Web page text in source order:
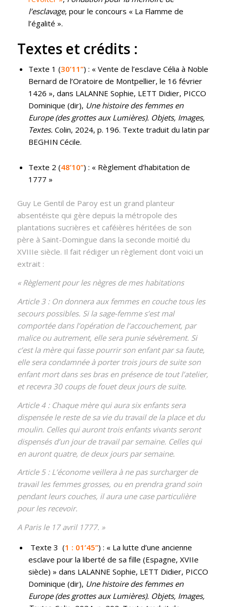
l’esclavage, pour le concours « La Flamme de
l’égalité ».
Textes et crédits :
Texte 1 (30’11’’) : « Vente de l’esclave Célia à Noble
Bernard de l’Oratoire de Montpellier, le 16 février
1426 », dans LALANNE Sophie, LETT Didier, PICCO
Dominique (dir), Une histoire des femmes en
Europe (des grottes aux Lumières). Objets, Images,
Textes. Colin, 2024, p. 196. Texte traduit du latin par
BEGHIN Cécile.
Texte 2 (48’10’’) : « Règlement d’habitation de
1777 »
Guy Le Gentil de Paroy est un grand planteur
absentéiste qui gère depuis la métropole des
plantations sucrières et caféières héritées de son
père à Saint-Domingue dans la seconde moitié du
XVIIIe siècle. Il fait rédiger un règlement dont voici un
extrait :
« Règlement pour les nègres de mes habitations
Article 3 : On donnera aux femmes en couche tous les
secours possibles. Si la sage-femme s’est mal
comportée dans l’opération de l’accouchement, par
malice ou autrement, elle sera punie sévèrement. Si
c’est la mère qui fasse pourrir son enfant par sa faute,
elle sera condamnée à porter trois jours de suite son
enfant mort dans ses bras en présence de tout l’atelier,
et recevra 30 coups de fouet deux jours de suite.
Article 4 : Chaque mère qui aura six enfants sera
dispensée le reste de sa vie du travail de la place et du
moulin. Celles qui auront trois enfants vivants seront
dispensés d’un jour de travail par semaine. Celles qui
en auront quatre, de deux jours par semaine.
Article 5 : L’économe veillera à ne pas surcharger de
travail les femmes grosses, ou en prendra grand soin
pendant leurs couches, il aura une case particulière
pour les recevoir.
A Paris le 17 avril 1777. »
Texte 3 (1 : 01’45’’) : « La lutte d’une ancienne
esclave pour la liberté de sa fille (Espagne, XVIIe
siècle) » dans LALANNE Sophie, LETT Didier, PICCO
Dominique (dir), Une histoire des femmes en
Europe (des grottes aux Lumières). Objets, Images,